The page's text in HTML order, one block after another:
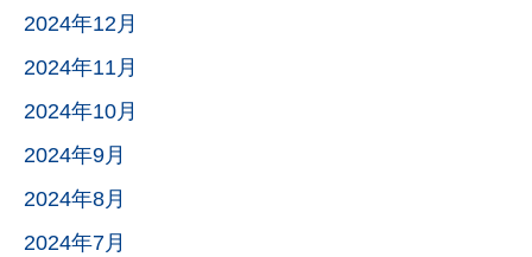
2024年12月
2024年11月
2024年10月
2024年9月
2024年8月
2024年7月